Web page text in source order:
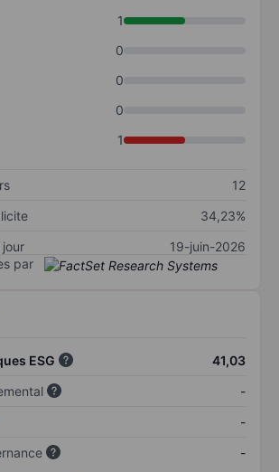
1
0
0
0
1
12
34,23%
jour
19-juin-2026
par
ESG
41,03
-
-
-